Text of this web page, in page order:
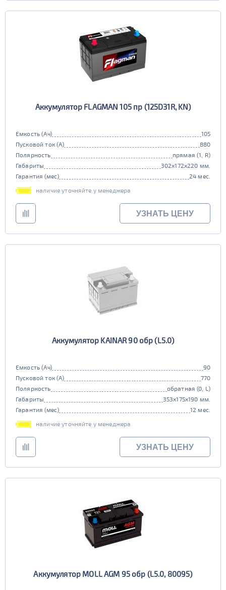
Аккумулятор FLAGMAN 105 пр (125D31R, KN)
Емкость (Ач)
105
Пусковой ток (А)
880
Полярность
прямая (1, R)
Габариты
302x172x220 мм.
Гарантия (мес)
24 мес.
наличие уточняйте у менеджера
УЗНАТЬ ЦЕНУ
Аккумулятор KAINAR 90 обр (L5.0)
Емкость (Ач)
90
Пусковой ток (А)
770
Полярность
обратная (0, L)
Габариты
353x175x190 мм.
Гарантия (мес)
12 мес.
наличие уточняйте у менеджера
УЗНАТЬ ЦЕНУ
Аккумулятор MOLL AGM 95 обр (L5.0, 80095)